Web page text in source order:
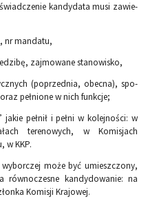
kandydata musi zawie­
nr mandatu,
zajmowane stanowisko,
(poprzednia, obecna), spo­
pełnione w nich funkcje;
pełnił i pełni w kolejności: w
terenowych, w Komisjach
w KKP.
może być umieszczo­ny,
kandydowanie: na
Komisji Krajowej.